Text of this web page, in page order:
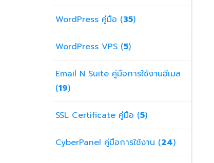
WordPress คู่มือ (35)
WordPress VPS (5)
Email N Suite คู่มือการใช้งานอีเมล
(19)
SSL Certificate คู่มือ (5)
CyberPanel คู่มือการใช้งาน (24)